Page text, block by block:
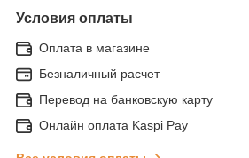
Условия оплаты
Оплата в магазине
Безналичный расчет
Перевод на банковскую карту
Онлайн оплата Kaspi Pay